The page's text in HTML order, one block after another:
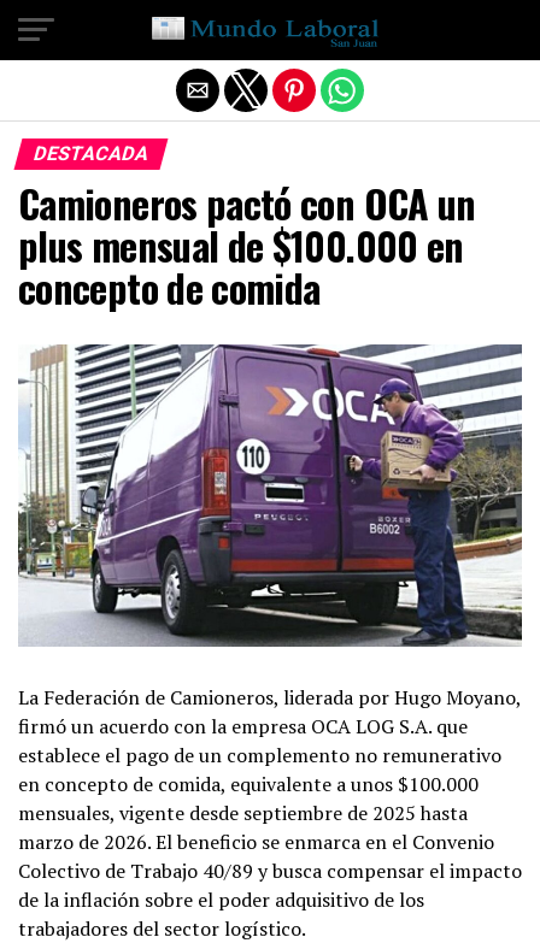
DESTACADA
Camioneros pactó con OCA un
plus mensual de $100.000 en
concepto de comida
La Federación de Camioneros, liderada por Hugo Moyano,
firmó un acuerdo con la empresa OCA LOG S.A. que
establece el pago de un complemento no remunerativo
en concepto de comida, equivalente a unos $100.000
mensuales, vigente desde septiembre de 2025 hasta
marzo de 2026. El beneficio se enmarca en el Convenio
Colectivo de Trabajo 40/89 y busca compensar el impacto
de la inflación sobre el poder adquisitivo de los
trabajadores del sector logístico.
Salir de la versión móvil